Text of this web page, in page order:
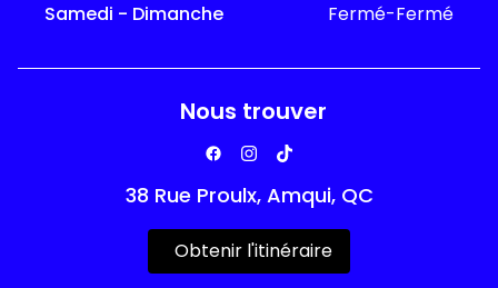
Samedi - Dimanche Fermé-Fermé
Nous trouver
38 Rue Proulx, Amqui, QC
Obtenir l'itinéraire